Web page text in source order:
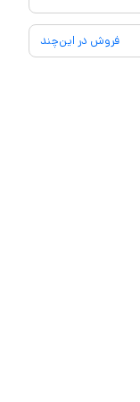
فروش در این‌چند